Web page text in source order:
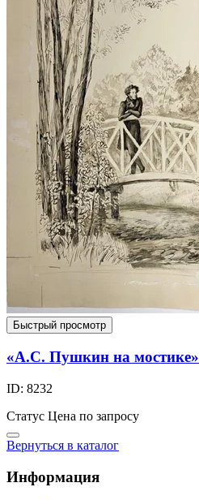
Быстрый просмотр
«А.С. Пушкин на мостике»
ID: 8232
Статус Цена по запросу
Вернуться в каталог
Информация